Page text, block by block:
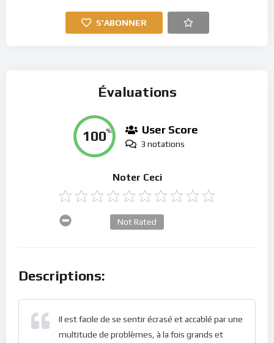
S'ABONNER
Évaluations
100% User Score
3 notations
Noter Ceci
Not Rated
Descriptions:
Il est facile de se sentir écrasé et accablé par une
multitude de problèmes, à la fois grands et